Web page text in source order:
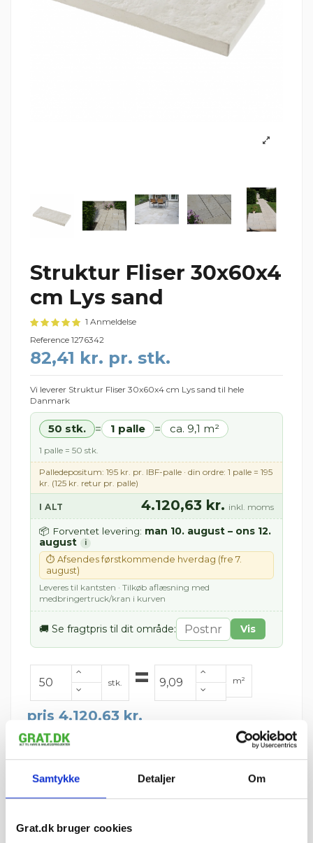
Samtykke Detaljer Om
Grat.dk bruger cookies
Struktur Fliser 30x60x4
cm Lys sand
1 Anmeldelse
Reference 1276342
82,41 kr. pr. stk.
Vi leverer Struktur Fliser 30x60x4 cm Lys sand til hele
Danmark
50 stk. = 1 palle = ca. 9,1 m²
1 palle = 50 stk.
Palledepositum: 195 kr. pr. IBF-palle · din ordre: 1 palle = 195
kr. (125 kr. retur pr. palle)
I ALT 4.120,63 kr. inkl. moms
📦 Forventet levering: man 10. august – ons 12.
august
i
⏱ Afsendes førstkommende hverdag (fre 7.
august)
Leveres til kantsten · Tilkøb aflæsning med
medbringertruck/kran i kurven
🚚 Se fragtpris til dit område: Vis
stk. = m²
pris 4.120,63 kr.
IBF Struktur leveres på paller.
Vejledende info
Vægt pr. stk.:
Stk. pr. palle: 50 stk.